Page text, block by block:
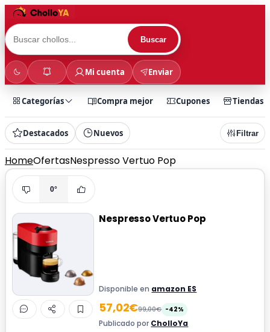
Buscar
Mi cuenta Enviar
Categorías Compra mejor Cupones Tiendas
Destacados Nuevos Filtrar
HomeOfertasNespresso Vertuo Pop
0°
Nespresso Vertuo Pop
Disponible en amazon ES
57,02€99,00€ -42%
Publicado por CholloYa